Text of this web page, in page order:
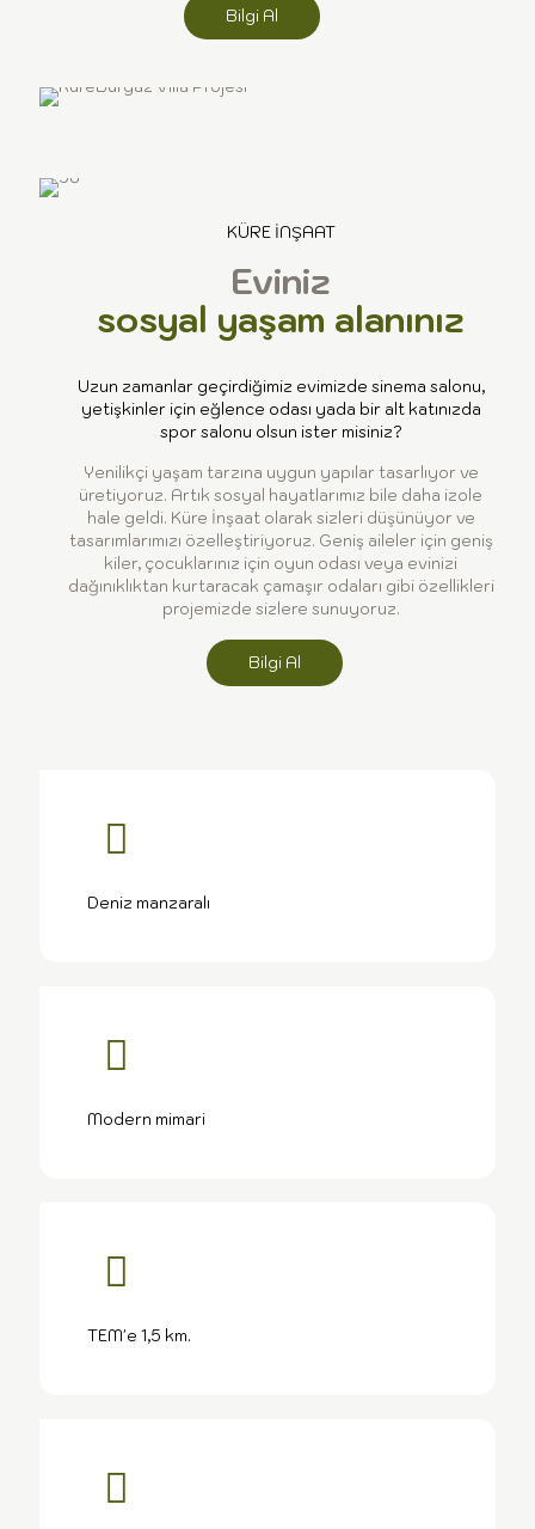
Bilgi Al
KÜRE İNŞAAT
Eviniz
sosyal yaşam alanınız
Uzun zamanlar geçirdiğimiz evimizde sinema salonu,
yetişkinler için eğlence odası yada bir alt katınızda
spor salonu olsun ister misiniz?
Yenilikçi yaşam tarzına uygun yapılar tasarlıyor ve
üretiyoruz. Artık sosyal hayatlarımız bile daha izole
hale geldi. Küre İnşaat olarak sizleri düşünüyor ve
tasarımlarımızı özelleştiriyoruz. Geniş aileler için geniş
kiler, çocuklarınız için oyun odası veya evinizi
dağınıklıktan kurtaracak çamaşır odaları gibi özellikleri
projemizde sizlere sunuyoruz.
Bilgi Al
Deniz manzaralı
Modern mimari
TEM'e 1,5 km.